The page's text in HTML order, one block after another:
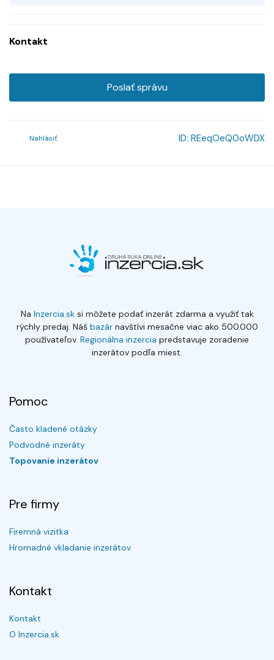
Kontakt
Poslať správu
Nahlásiť ID: REeqOeQ0oWDX
Na Inzercia.sksi môžete podať inzerát zdarma a využiť tak
rýchly predaj. Náš bazárnavštívi mesačne viac ako 500.000
používateľov. Regionálna inzercia predstavuje zoradenie
inzerátov podľa miest.
Pomoc
Často kladené otázky
Podvodné inzeráty
Topovanie inzerátov
Pre firmy
Firemná vizitka
Hromadné vkladanie inzerátov
Kontakt
Kontakt
O Inzercia.sk